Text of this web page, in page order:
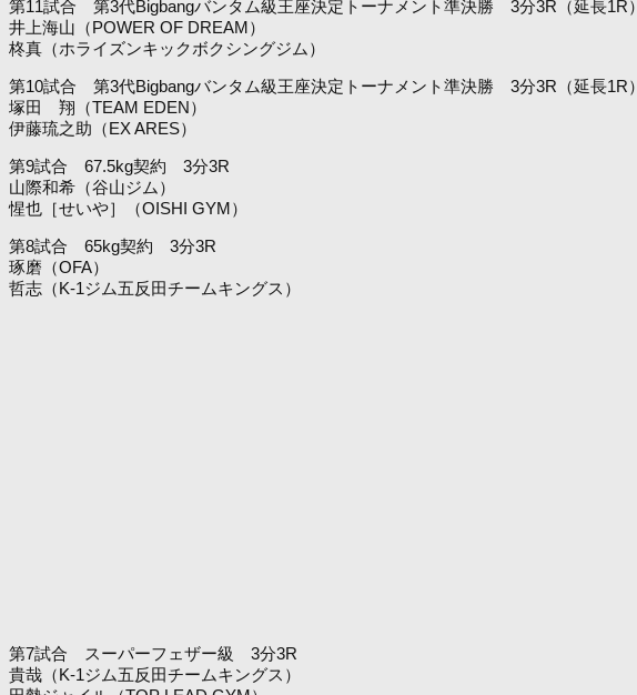
第11試合 第3代Bigbangバンタム級王座決定トーナメント準決勝 3分3R（延長1R）
井上海山（POWER OF DREAM）
柊真（ホライズンキックボクシングジム）
第10試合 第3代Bigbangバンタム級王座決定トーナメント準決勝 3分3R（延長1R）
塚田 翔（TEAM EDEN）
伊藤琉之助（EX ARES）
第9試合 67.5kg契約 3分3R
山際和希（谷山ジム）
惺也［せいや］（OISHI GYM）
第8試合 65kg契約 3分3R
琢磨（OFA）
哲志（K-1ジム五反田チームキングス）
第7試合 スーパーフェザー級 3分3R
貴哉（K-1ジム五反田チームキングス）